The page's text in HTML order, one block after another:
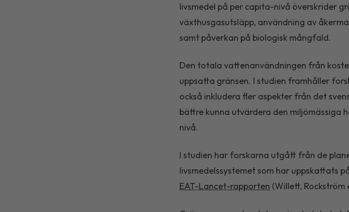
livsmedel på per capita-nivå överskrider
växthusgasutsläpp, användning av
samt påverkan på biologisk mångfald.
Den totala vattenanvändningen från
uppsatta gränsen. I studien framhåller
också inkludera fler aspekter från det
bättre kunna utvärdera den miljömässiga
nivå.
I studien har forskarna utgått från de
livsmedelssystemet som har uppskattats
EAT-Lancet-rapporten (Willett, Rockström